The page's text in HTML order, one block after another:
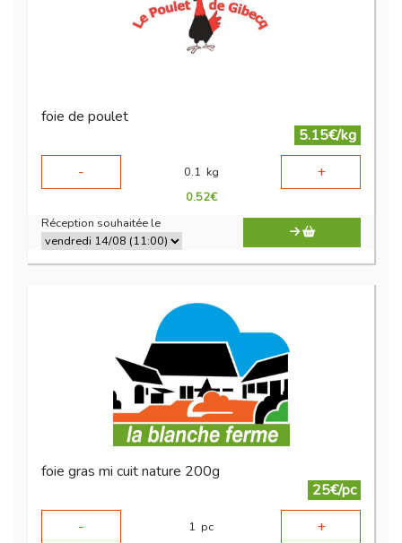
foie de poulet
5.15€/kg
-
0.1 kg +
0.52€
Réception souhaitée le
foie gras mi cuit nature 200g
25€/pc
-
1 pc +